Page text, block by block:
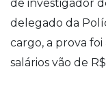
de investigador
delegado da
cargo, a prova
salários vão de